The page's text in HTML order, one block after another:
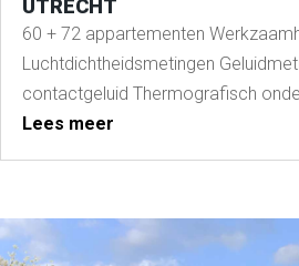
UTRECHT
60 + 72 appartementen
Luchtdichtheidsmetingen
contactgeluid Thermografisch
Lees meer